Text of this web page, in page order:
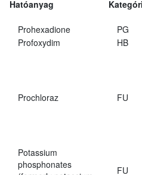
Hatóanyag
Prohexadione
PG
Profoxydim
HB
Prochloraz FU
Potassium
phosphonates
FU